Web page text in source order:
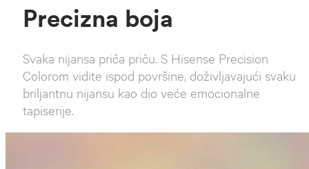
Precizna boja
Svaka nijansa priča priču. S Hisense Precision
Colorom vidite ispod površine, doživljavajući svaku
briljantnu nijansu kao dio veće emocionalne
tapiserije.